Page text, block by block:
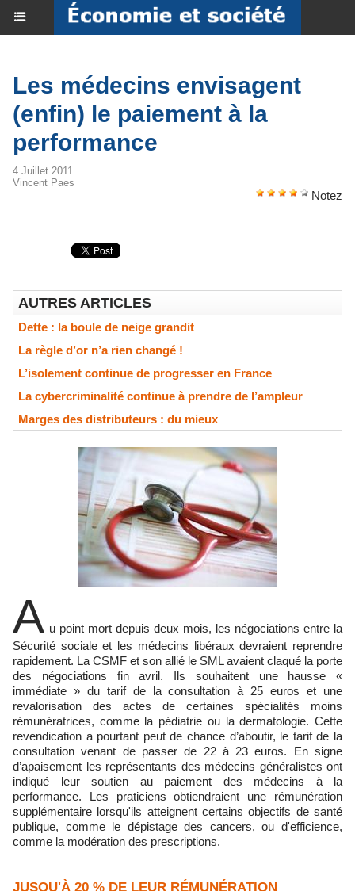
Les médecins envisagent
(enfin) le paiement à la
performance
4 Juillet 2011
Vincent Paes
Notez
AUTRES ARTICLES
Dette : la boule de neige grandit
La règle d’or n’a rien changé !
L’isolement continue de progresser en France
La cybercriminalité continue à prendre de l’ampleur
Marges des distributeurs : du mieux
A u point mort depuis deux mois, les négociations entre la
Sécurité sociale et les médecins libéraux devraient reprendre
rapidement. La CSMF et son allié le SML avaient claqué la porte
des négociations fin avril. Ils souhaitent une hausse «
immédiate » du tarif de la consultation à 25 euros et une
revalorisation des actes de certaines spécialités moins
rémunératrices, comme la pédiatrie ou la dermatologie. Cette
revendication a pourtant peut de chance d’aboutir, le tarif de la
consultation venant de passer de 22 à 23 euros. En signe
d’apaisement les représentants des médecins généralistes ont
indiqué leur soutien au paiement des médecins à la
performance. Les praticiens obtiendraient une rémunération
supplémentaire lorsqu'ils atteignent certains objectifs de santé
publique, comme le dépistage des cancers, ou d'efficience,
comme la modération des prescriptions.
JUSQU'À 20 % DE LEUR RÉMUNÉRATION